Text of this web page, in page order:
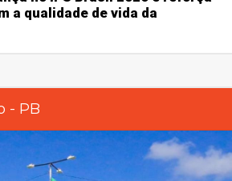
a qualidade de vida da
- PB